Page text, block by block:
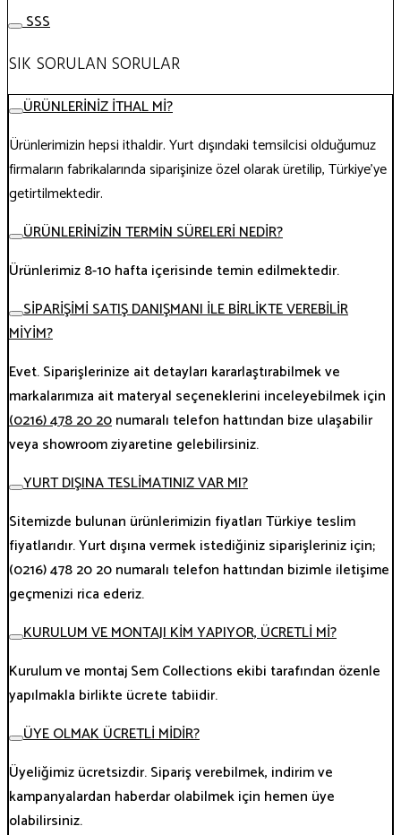
SSS
SIK SORULAN SORULAR
ÜRÜNLERİNİZ İTHAL Mİ?
Ürünlerimizin hepsi ithaldir. Yurt dışındaki temsilcisi olduğumuz
firmaların fabrikalarında siparişinize özel olarak üretilip, Türkiye’ye
getirtilmektedir.
ÜRÜNLERİNİZİN TERMİN SÜRELERİ NEDİR?
Ürünlerimiz 8-10 hafta içerisinde temin edilmektedir.
SİPARİŞİMİ SATIŞ DANIŞMANI İLE BİRLİKTE VEREBİLİR
MİYİM?
Evet. Siparişlerinize ait detayları kararlaştırabilmek ve
markalarımıza ait materyal seçeneklerini inceleyebilmek için
(0216) 478 20 20numaralı telefon hattından bize ulaşabilir
veya showroom ziyaretine gelebilirsiniz.
YURT DIŞINA TESLİMATINIZ VAR MI?
Sitemizde bulunan ürünlerimizin fiyatları Türkiye teslim
fiyatlarıdır. Yurt dışına vermek istediğiniz siparişleriniz için;
(0216) 478 20 20 numaralı telefon hattından bizimle iletişime
geçmenizi rica ederiz.
KURULUM VE MONTAJI KİM YAPIYOR, ÜCRETLİ Mİ?
Kurulum ve montaj Sem Collections ekibi tarafından özenle
yapılmakla birlikte ücrete tabiidir.
ÜYE OLMAK ÜCRETLİ MİDİR?
Üyeliğimiz ücretsizdir. Sipariş verebilmek, indirim ve
kampanyalardan haberdar olabilmek için hemen üye
olabilirsiniz.